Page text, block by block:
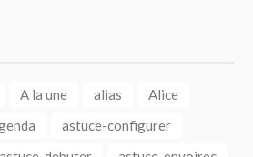
A la une alias
Alice
astuce-configurer